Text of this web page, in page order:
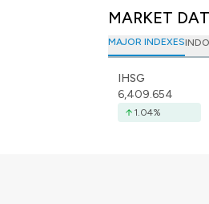
MARKET
MAJOR INDEXES
IHSG
6,409.654
1.04%